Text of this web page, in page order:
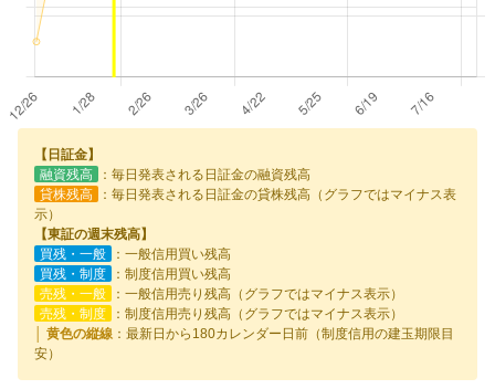
【日証金】
融資残高
：毎日発表される日証金の融資残高
貸株残高
：毎日発表される日証金の貸株残高（グラフではマイナス表
示）
【東証の週末残高】
買残・一般
：一般信用買い残高
買残・制度
：制度信用買い残高
売残・一般
：一般信用売り残高（グラフではマイナス表示）
売残・制度
：制度信用売り残高（グラフではマイナス表示）
│ 黄色の縦線 ：最新日から180カレンダー日前（制度信用の建玉期限目
安）